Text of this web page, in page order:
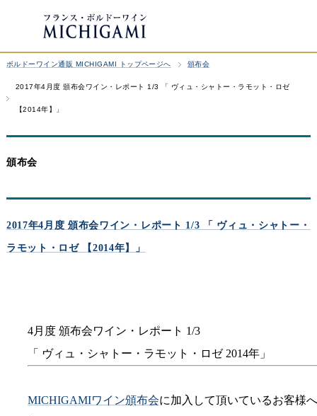
ボルドーワイン通販 MICHIGAMI トップページへ 頒布会
2017年4月度 頒布会ワイン・レポート 1/3 「 ヴィュ・シャトー・ラモット・ロゼ
【2014年】」
頒布会
2017年4月度 頒布会ワイン・レポート 1/3 「 ヴィュ・シャトー・
ラモット・ロゼ 【2014年】」
4月度 頒布会ワイン・レポート 1/3
「 ヴィュ・シャトー・ラモット・ロゼ 2014年」
MICHIGAMIワイン頒布会に加入して頂いているお客様